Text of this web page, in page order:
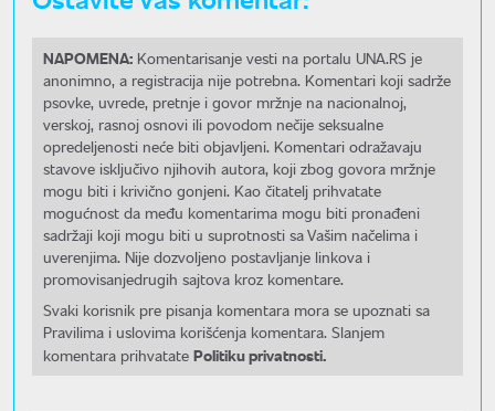
NAPOMENA: Komentarisanje vesti na portalu UNA.RS je
anonimno, a registracija nije potrebna. Komentari koji sadrže
psovke, uvrede, pretnje i govor mržnje na nacionalnoj,
verskoj, rasnoj osnovi ili povodom nečije seksualne
opredeljenosti neće biti objavljeni. Komentari odražavaju
stavove isključivo njihovih autora, koji zbog govora mržnje
mogu biti i krivično gonjeni. Kao čitatelj prihvatate
mogućnost da među komentarima mogu biti pronađeni
sadržaji koji mogu biti u suprotnosti sa Vašim načelima i
uverenjima. Nije dozvoljeno postavljanje linkova i
promovisanjedrugih sajtova kroz komentare.
Svaki korisnik pre pisanja komentara mora se upoznati sa
Pravilima i uslovima korišćenja komentara. Slanjem
komentara prihvatate Politiku privatnosti.